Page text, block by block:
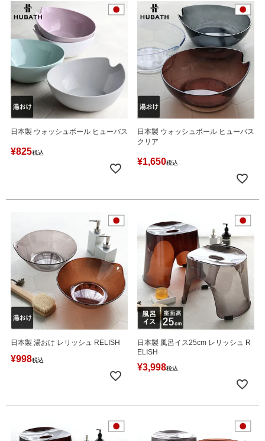
日本製 ウォッシュボール ヒューバス
¥825税込
日本製 ウォッシュボール ヒューバス
クリア
¥1,650税込
日本製 湯おけ レリッシュ RELISH
¥998税込
日本製 風呂イス25cm レリッシュ R
ELISH
¥3,998税込